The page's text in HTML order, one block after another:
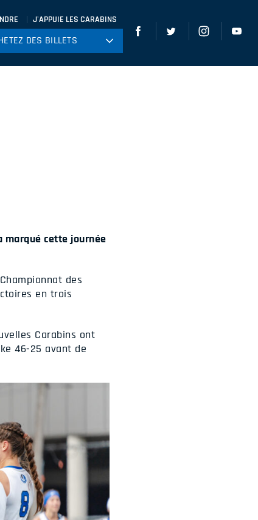
J'APPUIE LES CARABINS
DES BILLETS
DES BILLETS
marqué cette journée
des
en trois
Carabins ont
46-25 avant de